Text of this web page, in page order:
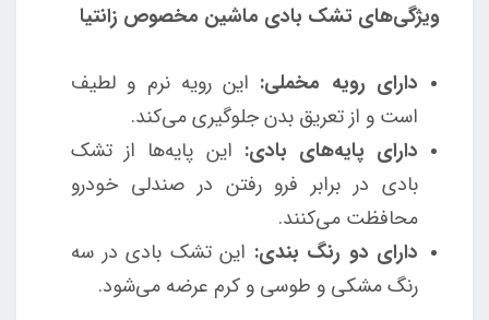
ویژگی‌های تشک بادی ماشین مخصوص زانتیا
دارای رویه مخملی: این رویه نرم و لطیف
است و از تعریق بدن جلوگیری می‌کند.
دارای پایه‌های بادی: این پایه‌ها از تشک
بادی در برابر فرو رفتن در صندلی خودرو
محافظت می‌کنند.
دارای دو رنگ بندی: این تشک بادی در سه
رنگ مشکی و طوسی و کرم عرضه می‌شود.